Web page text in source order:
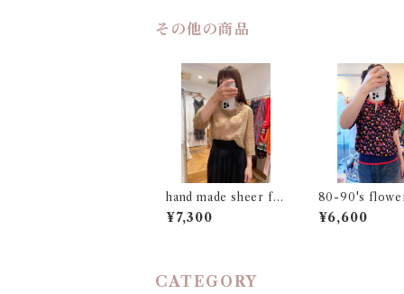
その他の商品
hand made sheer fri
ll top
¥7,300
80-90's
if french
¥6,600
CATEGORY